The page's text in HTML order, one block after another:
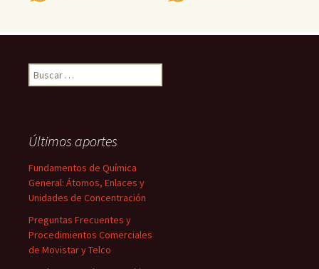
Buscar:
Últimos aportes
Fundamentos de Química
General: Átomos, Enlaces y
Unidades de Concentración
Preguntas Frecuentes y
Procedimientos Comerciales
de Movistar y Telco